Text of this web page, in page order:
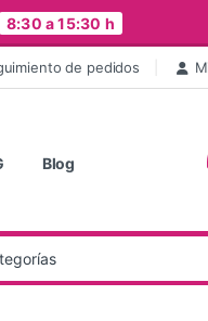
8:30 a 15:30 h
de pedidos
Blog